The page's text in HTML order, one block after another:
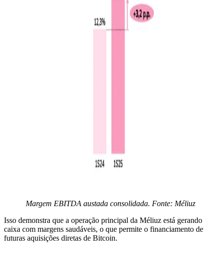
Margem EBITDA austada consolidada. Fonte: Méliuz
Isso demonstra que a operação principal da Méliuz está gerando
caixa com margens saudáveis, o que permite o financiamento de
futuras aquisições diretas de Bitcoin.